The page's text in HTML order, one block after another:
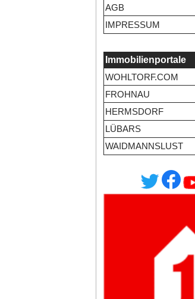
AGB
IMPRESSUM
Immobilienportale
WOHLTORF.COM
FROHNAU
HERMSDORF
LÜBARS
WAIDMANNSLUST